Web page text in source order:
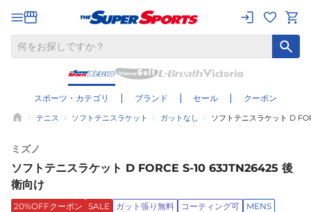
スポーツ・カテゴリ ブランド セール クーポン
テニス ソフトテニスラケット ガットなし ソフトテニスラケット D
ミズノ
ソフトテニスラケット D FORCE S-10 63JTN26425 後
衛向け
20%OFFクーポン SALE ガット張り無料 コーティング可
MENS